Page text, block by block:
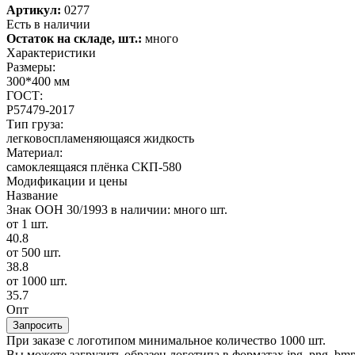
Артикул: 0277
Есть в наличии
Остаток на складе, шт.: много
Характеристики
Размеры:
300*400 мм
ГОСТ:
Р57479-2017
Тип груза:
легковоспламеняющаяся жидкость
Материал:
самоклеящаяся плёнка СКП-580
Модификации и цены
Название
Знак ООН 30/1993 в наличии: много шт.
от 1 шт.
40.8
от 500 шт.
38.8
от 1000 шт.
35.7
Опт
Запросить
При заказе с логотипом минимальное количество 1000 шт.